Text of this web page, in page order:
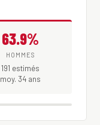
63.9%
HOMMES
191 estimés
moy. 34 ans